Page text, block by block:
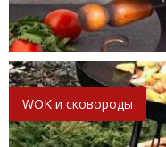
WOK и сковороды